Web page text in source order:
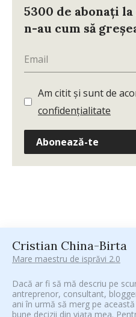
5300 de abonați
n-au cum să
Am citit și sunt de
confidențialitate
Abonează-te
Cristian China-Birta
Mare maestru de isprăvi 2.0
Dacă ar fi să mă descriu pe
antreprenor, consultant,
ani în urmă să merg pe
bune decizii din viața mea.